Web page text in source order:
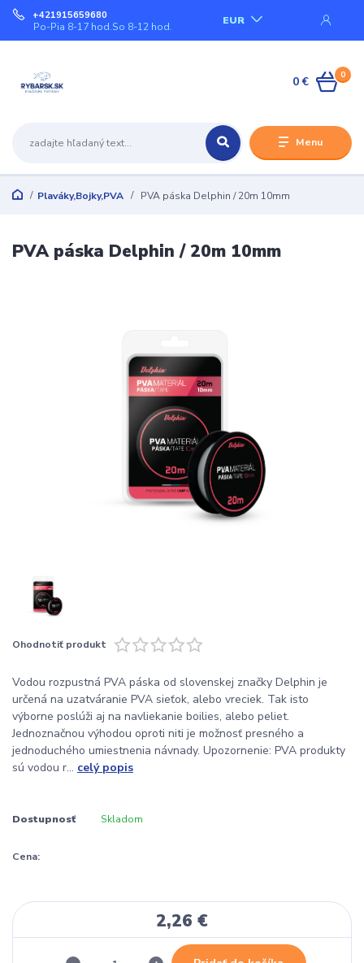
Menu
EUR
+421915659680
Po-Pia 8-17 hod.So 8-12 hod.
0
0 €
Plaváky,Bojky,PVA PVA páska Delphin / 20m 10mm
PVA páska Delphin / 20m 10mm
Ohodnotiť produkt
Vodou rozpustná PVA páska od slovenskej značky Delphin je
určená na uzatváranie PVA sieťok, alebo vreciek. Tak isto
výborne poslúži aj na navliekanie boilies, alebo peliet.
Jednoznačnou výhodou oproti niti je možnosť presného a
jednoduchého umiestnenia návnady. Upozornenie: PVA produkty
sú vodou r... celý popis
Dostupnosť Skladom
Cena:
2,26 €